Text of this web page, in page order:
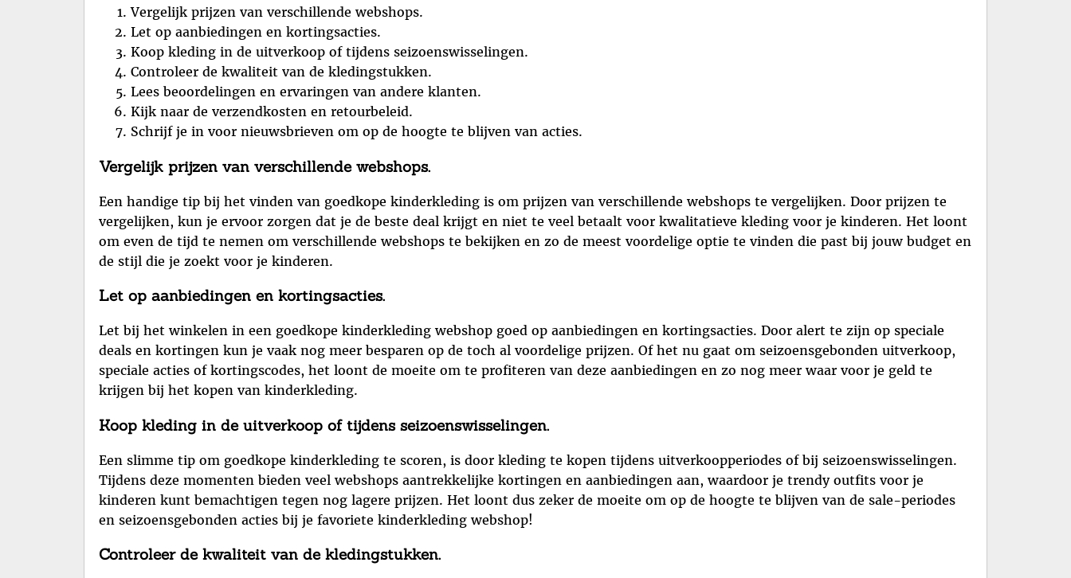
Vergelijk prijzen van verschillende webshops.
Let op aanbiedingen en kortingsacties.
Koop kleding in de uitverkoop of tijdens seizoenswisselingen.
Controleer de kwaliteit van de kledingstukken.
Lees beoordelingen en ervaringen van andere klanten.
Kijk naar de verzendkosten en retourbeleid.
Schrijf je in voor nieuwsbrieven om op de hoogte te blijven van acties.
Vergelijk prijzen van verschillende webshops.
Een handige tip bij het vinden van goedkope kinderkleding is om prijzen van verschillende webshops te vergelijken. Door prijzen te
vergelijken, kun je ervoor zorgen dat je de beste deal krijgt en niet te veel betaalt voor kwalitatieve kleding voor je kinderen. Het loont
om even de tijd te nemen om verschillende webshops te bekijken en zo de meest voordelige optie te vinden die past bij jouw budget en
de stijl die je zoekt voor je kinderen.
Let op aanbiedingen en kortingsacties.
Let bij het winkelen in een goedkope kinderkleding webshop goed op aanbiedingen en kortingsacties. Door alert te zijn op speciale
deals en kortingen kun je vaak nog meer besparen op de toch al voordelige prijzen. Of het nu gaat om seizoensgebonden uitverkoop,
speciale acties of kortingscodes, het loont de moeite om te profiteren van deze aanbiedingen en zo nog meer waar voor je geld te
krijgen bij het kopen van kinderkleding.
Koop kleding in de uitverkoop of tijdens seizoenswisselingen.
Een slimme tip om goedkope kinderkleding te scoren, is door kleding te kopen tijdens uitverkoopperiodes of bij seizoenswisselingen.
Tijdens deze momenten bieden veel webshops aantrekkelijke kortingen en aanbiedingen aan, waardoor je trendy outfits voor je
kinderen kunt bemachtigen tegen nog lagere prijzen. Het loont dus zeker de moeite om op de hoogte te blijven van de sale-periodes
en seizoensgebonden acties bij je favoriete kinderkleding webshop!
Controleer de kwaliteit van de kledingstukken.